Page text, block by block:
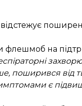
флешмоб на
поширився
є